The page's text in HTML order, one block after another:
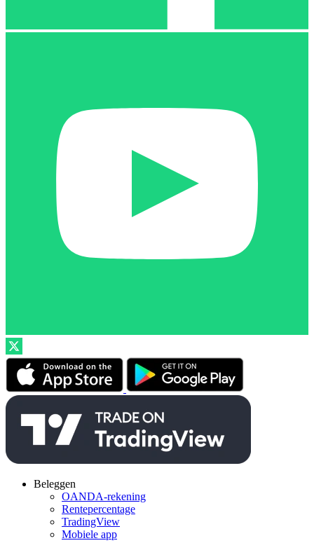
Beleggen
OANDA-rekening
Rentepercentage
TradingView
Mobiele app